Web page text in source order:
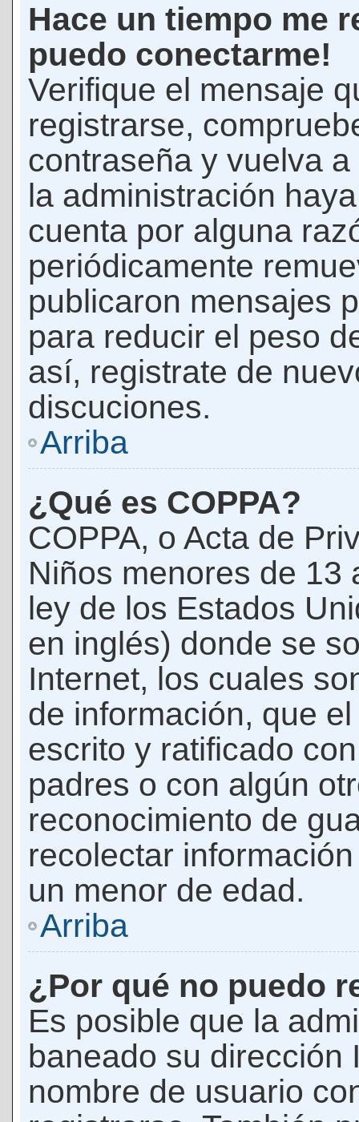
Hace un tiempo me
puedo conectarme!
Verifique el mensaje
registrarse,
contraseña y vuelva
la administración
cuenta por alguna
periódicamente
publicaron mensajes
para reducir el peso
así, registrate de
discuciones.
Arriba
¿Qué es COPPA?
COPPA, o Acta de
Niños menores de 13
ley de los Estados
en inglés) donde se
Internet, los cuales
de información, que
escrito y ratificado
padres o con algún
reconocimiento de
recolectar
un menor de edad.
Arriba
¿Por qué no puedo
Es posible que la
baneado su dirección
nombre de usuario